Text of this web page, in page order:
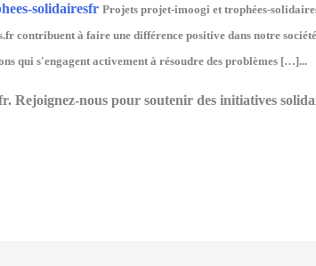
solidairesfr Projets projet-imoogi et trophées-
contribuent à faire une différence positive dans notre
qui s'engagent activement à résoudre des problèmes […]...
Rejoignez-nous pour soutenir des initiatives